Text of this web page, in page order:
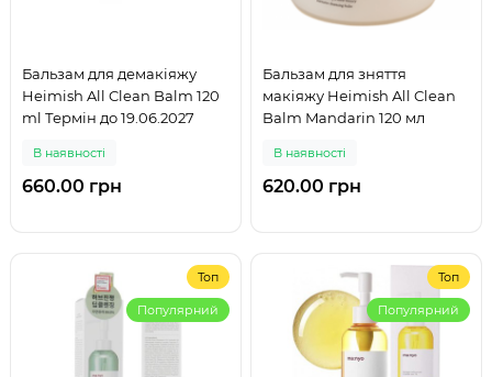
Бальзам для демакіяжу
Heimish All Clean Balm 120
ml Термін до 19.06.2027
В наявності
660.00 грн
Бальзам для зняття
макіяжу Heimish All Clean
Balm Mandarin 120 мл
В наявності
620.00 грн
Топ
Популярний
Топ
Популярний